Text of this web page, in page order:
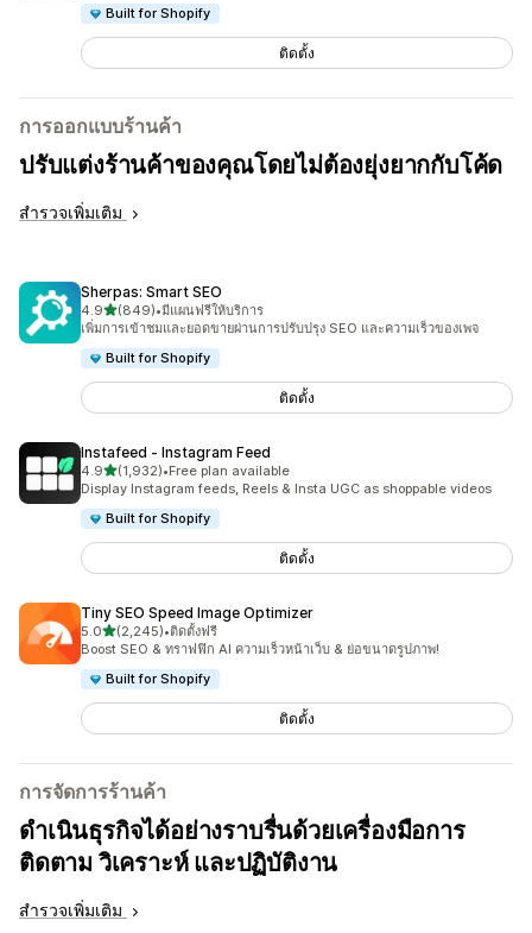
Built for Shopify
ติดตั้ง
การออกแบบร้านค้า
ปรับแต่งร้านค้าของคุณโดยไม่ต้องยุ่งยากกับโค้ด
สำรวจเพิ่มเติม
Sherpas: Smart SEO
4.9เต็ม 5 ดาว
(849)
ทั้งหมด 849 รีวิว
•มีแผนฟรีให้บริการ
เพิ่มการเข้าชมและยอดขายผ่านการปรับปรุง SEO และความเร็วของเพจ
Built for Shopify
ติดตั้ง
Instafeed ‑ Instagram Feed
4.9เต็ม 5 ดาว
(1,932)
ทั้งหมด 1932 รีวิว
•Free plan available
Display Instagram feeds, Reels & Insta UGC as shoppable videos
Built for Shopify
ติดตั้ง
Tiny SEO Speed Image Optimizer
5.0เต็ม 5 ดาว
(2,245)
ทั้งหมด 2245 รีวิว
•ติดตั้งฟรี
Boost SEO & ทราฟฟิก AI ความเร็วหน้าเว็บ & ย่อขนาดรูปภาพ!
Built for Shopify
ติดตั้ง
การจัดการร้านค้า
ดำเนินธุรกิจได้อย่างราบรื่นด้วยเครื่องมือการ
ติดตาม วิเคราะห์ และปฏิบัติงาน
สำรวจเพิ่มเติม